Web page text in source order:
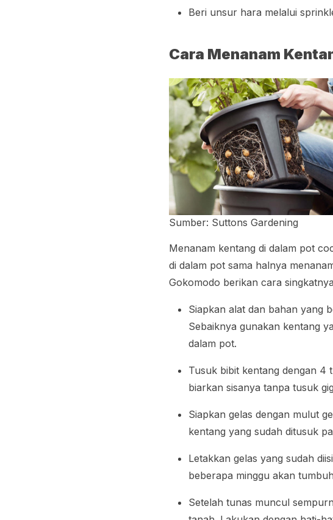
Beri unsur hara melalui
Cara Menanam
Sumber: Suttons Gardening
Menanam kentang di dalam pot
di dalam pot sama halnya
Gokomodo berikan cara
Siapkan alat dan bahan yang
Sebaiknya gunakan kentang
dalam pot.
Tusuk bibit kentang dengan 4
biarkan sisanya tanpa tusuk
Siapkan gelas dengan mulut
kentang yang sudah ditusuk
Letakkan gelas yang sudah
beberapa minggu akan
Setelah tunas muncul